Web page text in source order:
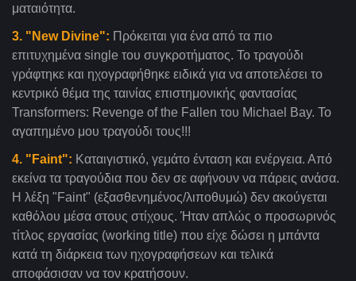
ματαιότητα.
3. "New Divine": Πρόκειται για ένα από τα πιο
επιτυχημένα single του συγκροτήματος. Το τραγούδι
γράφτηκε και ηχογραφήθηκε ειδικά για να αποτελέσει το
κεντρικό θέμα της ταινίας επιστημονικής φαντασίας
Transformers: Revenge of the Fallen του Michael Bay. Το
αγαπημένο μου τραγούδι τους!!!
4. "Faint": Καταιγιστικό, γεμάτο ένταση και ενέργεια. Από
εκείνα τα τραγούδια που δεν σε αφήνουν να πάρεις ανάσα.
Η λέξη "Faint" (εξασθενημένος/λιποθυμώ) δεν ακούγεται
καθόλου μέσα στους στίχους. Ήταν απλώς ο προσωρινός
τίτλος εργασίας (working title) που είχε δώσει η μπάντα
κατά τη διάρκεια των ηχογραφήσεων και τελικά
αποφάσισαν να τον κρατήσουν.